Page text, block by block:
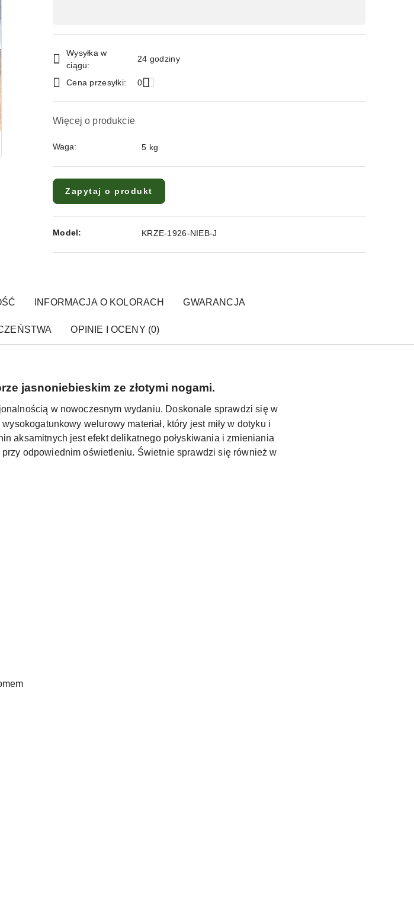
dostawa
Wysyłka w
ciągu:
24 godziny
Cena przesyłki: 0
Więcej o produkcie
Waga: 5 kg
Zapytaj o produkt
Model: KRZE-1926-NIEB-J
INFORMACJA O KOLORACH GWARANCJA
OPINIE I OCENY (0)
jasnoniebieskim ze złotymi nogami.
w nowoczesnym wydaniu. Doskonale sprawdzi się w
welurowy materiał, który jest miły w dotyku i
aksamitnych jest efekt delikatnego połyskiwania i zmieniania
odpowiednim oświetleniu. Świetnie sprawdzi się również w